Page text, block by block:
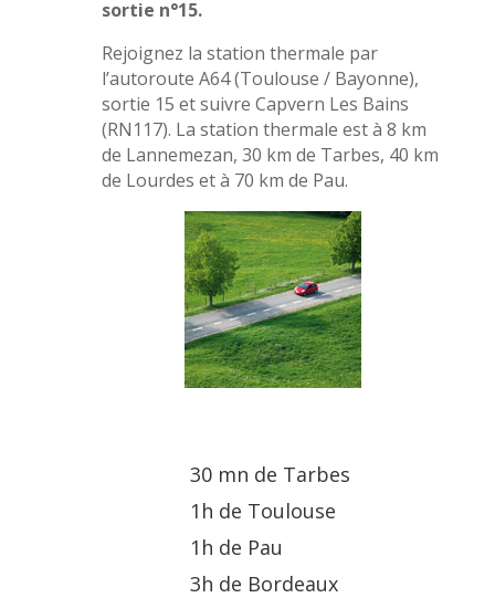
sortie n°15.
Rejoignez la station thermale par
l’autoroute A64 (Toulouse / Bayonne),
sortie 15 et suivre Capvern Les Bains
(RN117). La station thermale est à 8 km
de Lannemezan, 30 km de Tarbes, 40 km
de Lourdes et à 70 km de Pau.
30 mn de Tarbes
1h de Toulouse
1h de Pau
3h de Bordeaux